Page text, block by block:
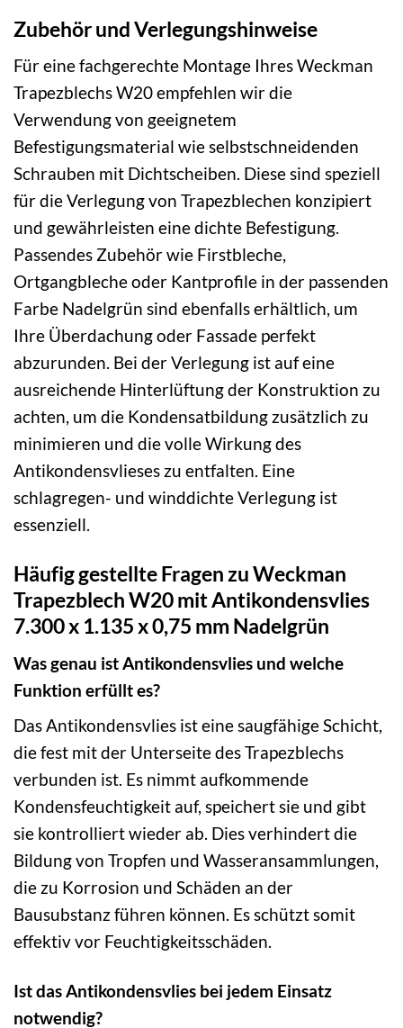
Zubehör und Verlegungshinweise
Für eine fachgerechte Montage Ihres Weckman
Trapezblechs W20 empfehlen wir die
Verwendung von geeignetem
Befestigungsmaterial wie selbstschneidenden
Schrauben mit Dichtscheiben. Diese sind speziell
für die Verlegung von Trapezblechen konzipiert
und gewährleisten eine dichte Befestigung.
Passendes Zubehör wie Firstbleche,
Ortgangbleche oder Kantprofile in der passenden
Farbe Nadelgrün sind ebenfalls erhältlich, um
Ihre Überdachung oder Fassade perfekt
abzurunden. Bei der Verlegung ist auf eine
ausreichende Hinterlüftung der Konstruktion zu
achten, um die Kondensatbildung zusätzlich zu
minimieren und die volle Wirkung des
Antikondensvlieses zu entfalten. Eine
schlagregen- und winddichte Verlegung ist
essenziell.
Häufig gestellte Fragen zu Weckman
Trapezblech W20 mit Antikondensvlies
7.300 x 1.135 x 0,75 mm Nadelgrün
Was genau ist Antikondensvlies und welche
Funktion erfüllt es?
Das Antikondensvlies ist eine saugfähige Schicht,
die fest mit der Unterseite des Trapezblechs
verbunden ist. Es nimmt aufkommende
Kondensfeuchtigkeit auf, speichert sie und gibt
sie kontrolliert wieder ab. Dies verhindert die
Bildung von Tropfen und Wasseransammlungen,
die zu Korrosion und Schäden an der
Bausubstanz führen können. Es schützt somit
effektiv vor Feuchtigkeitsschäden.
Ist das Antikondensvlies bei jedem Einsatz
notwendig?